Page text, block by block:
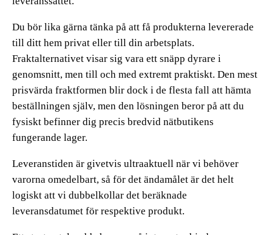
Du bör lika gärna tänka på att få produkterna levererade
till ditt hem privat eller till din arbetsplats.
Fraktalternativet visar sig vara ett snäpp dyrare i
genomsnitt, men till och med extremt praktiskt. Den mest
prisvärda fraktformen blir dock i de flesta fall att hämta
beställningen själv, men den lösningen beror på att du
fysiskt befinner dig precis bredvid nätbutikens
fungerande lager.
Leveranstiden är givetvis ultraaktuell när vi behöver
varorna omedelbart, så för det ändamålet är det helt
logiskt att vi dubbelkollar det beräknade
leveransdatumet för respektive produkt.